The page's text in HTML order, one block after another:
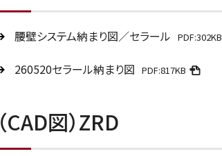
腰壁システム納まり図／セラール PDF:302KB
260520セラール納まり図 PDF:817KB
（CAD図）ZRD